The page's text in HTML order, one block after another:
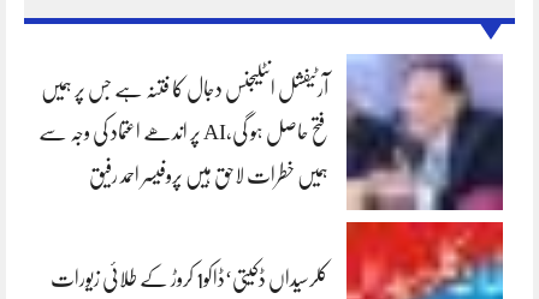
آرٹیفشل انٹلیجنس دجال کا فتنہ ہے جس پر ہمیں
فتح حاصل ہو گی،AI پر اندھے اعتماد کی وجہ سے
ہمیں خطرات لاحق ہیں پروفیسر احمد رفیق
کلرسیداں ڈکیتی‘ڈاکو1 کروڑ کے طلائی زیورات